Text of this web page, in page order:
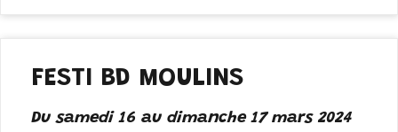
FESTI BD MOULINS
Du samedi 16 au dimanche 17 mars 2024